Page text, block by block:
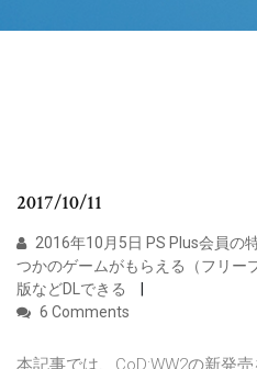
2017/10/11
2016年10月5日 PS Plus会員の
つかのゲームがもらえる（フリー
版などDLできる
6 Comments